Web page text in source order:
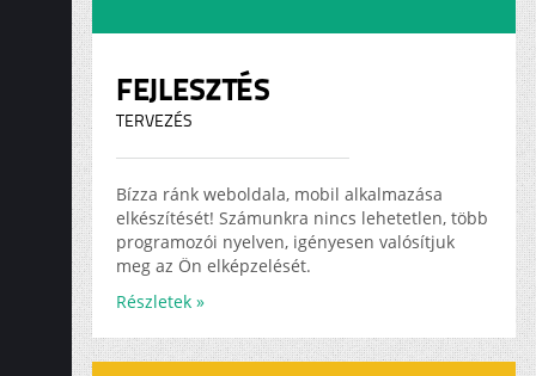
FEJLESZTÉS
TERVEZÉS
Bízza ránk weboldala, mobil alkalmazása
elkészítését! Számunkra nincs lehetetlen, több
programozói nyelven, igényesen valósítjuk
meg az Ön elképzelését.
Részletek »